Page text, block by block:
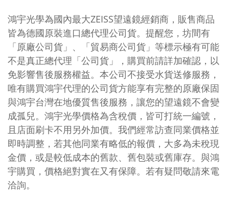
鴻宇光學為國內最大ZEISS望遠鏡經銷商，販售商品
皆為德國原裝進口總代理公司貨。提醒您，坊間有
「原廠公司貨」、「貿易商公司貨」等標示極有可能
不是真正總代理「公司貨」，購買前請詳加確認，以
免影響售後服務權益。本公司不接受水貨送修服務，
唯有購買鴻宇代理的公司貨方能享有完整的原廠保固
與鴻宇台灣在地優質售後服務，讓您的望遠鏡不會變
成孤兒。鴻宇光學價格為含稅價，皆可打統一編號，
且店面刷卡不用另外加價。我們經常訪查同業價格並
即時調整，若其他同業有略低的報價，大多為未稅現
金價，或是較低成本的舊款、舊包裝或舊庫存。與鴻
宇購買，價格絕對實在又有保障。若有疑問敬請來電
洽詢。